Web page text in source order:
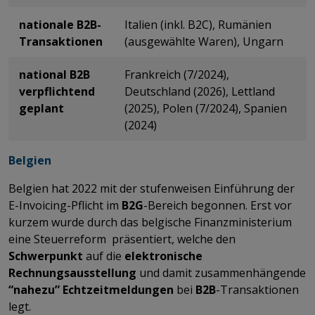
nationale B2B-
Transaktionen
Italien (inkl. B2C), Rumänien
(ausgewählte Waren), Ungarn
national B2B
verpflichtend
geplant
Frankreich (7/2024),
Deutschland (2026), Lettland
(2025), Polen (7/2024), Spanien
(2024)
Belgien
Belgien hat 2022 mit der stufenweisen Einführung der
E-Invoicing-Pflicht im B2G-Bereich begonnen. Erst vor
kurzem wurde durch das belgische Finanzministerium
eine Steuerreform präsentiert, welche den
Schwerpunkt auf die elektronische
Rechnungsausstellung und damit zusammenhängende
“nahezu” Echtzeitmeldungen bei B2B-Transaktionen
legt.